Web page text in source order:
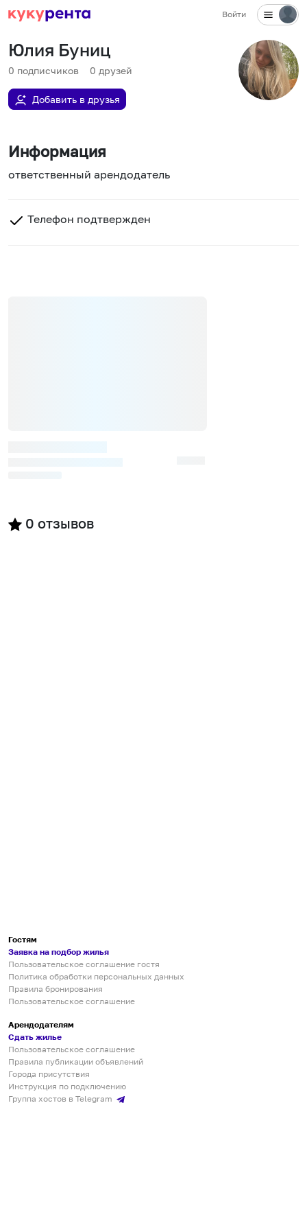
Войти
Юлия Буниц
0 подписчиков 0 друзей
Добавить в друзья
Информация
ответственный арендодатель
Телефон подтвержден
0 отзывов
Гостям
Заявка на подбор жилья
Пользовательское соглашение гостя
Политика обработки персональных данных
Правила бронирования
Пользовательское соглашение
Арендодателям
Сдать жилье
Пользовательское соглашение
Правила публикации объявлений
Города присутствия
Инструкция по подключению
Группа хостов в Telegram